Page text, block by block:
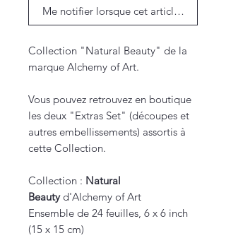
Me notifier lorsque cet article est
Collection "Natural Beauty" de la
marque Alchemy of Art.
Vous pouvez retrouvez en boutique
les deux "Extras Set" (découpes et
autres embellissements) assortis à
cette Collection.
Collection : Natural
Beautyd'Alchemy of Art
Ensemble de 24 feuilles, 6 x 6 inch
(15 x 15 cm)